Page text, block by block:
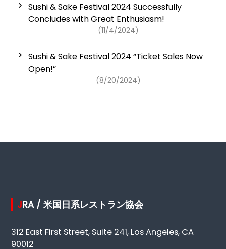
Sushi & Sake Festival 2024 Successfully
Concludes with Great Enthusiasm!
(11/4/2024)
Sushi & Sake Festival 2024 “Ticket Sales Now
Open!”
(8/20/2024)
JRA / 米国日系レストラン協会
312 East First Street, Suite 241, Los Angeles, CA
90012